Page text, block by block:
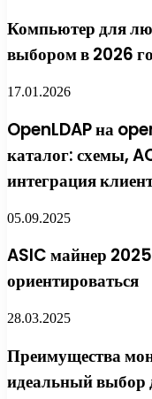
Компьютер для
выбором в 2026
17.01.2026
OpenLDAP на
каталог: схемы,
интеграция
05.09.2025
ASIC майнер
ориентироваться
28.03.2025
Преимущества
идеальный выбор